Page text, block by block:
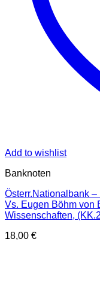
Add to wishlist
Banknoten
Österr.Nationalbank
Vs. Eugen Böhm von
Wissenschaften,
18,00 €